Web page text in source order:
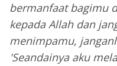
bermanfaat bagimu
kepada Allah dan
menimpamu,
'Seandainya aku